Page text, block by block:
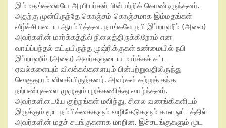
இம்மதங்களையே அரபியர்கள் பின்பற்றிக் கொண்டிருந்தனர்.
அதற்கு முன்பிருந்தே கொஞ்சம் கொஞ்சமாக இம்மதங்கள்
வீழ்ச்சியடைய ஆரம்பித்தன. நாங்களே நபி இப்றாஹீம் (அலை)
அவர்களின் மார்க்கத்தில் நிலைத்திருக்கிறோம் என
வாய்ப்பந்தல் கட்டியிருந்த முஷ்ரிக்குகள் உண்மையில் நபி
இப்றாஹீம் (அலை) அவர்களுடைய மார்க்கச் சட்ட
ஏவல்களையும் விலக்கல்களையும் பின்பற்றுவதிலிருந்து
வெகுதூரம் விலகியிருந்தனர். அவர்கள் கற்றுத் தந்த
நற்பண்புகளை முழுதும் புறக்கணித்து வாழ்ந்தனர்.
அவர்களிடையே குற்றங்கள் மலிந்து, சிலை வணங்கிகளிடம்
இருக்கும் மூட நம்பிக்கைகளும் வழிகேடுகளும் கால ஓட்டத்தில்
அவர்களின் மதச் சடங்குகளாக மாறின. இச்சடங்குகளும் மூட